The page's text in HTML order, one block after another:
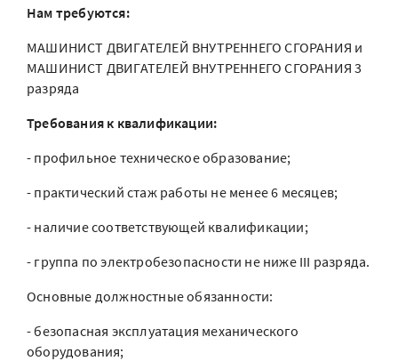
Нам требуются:
МАШИНИСТ ДВИГАТЕЛЕЙ ВНУТРЕННЕГО СГОРАНИЯ и
МАШИНИСТ ДВИГАТЕЛЕЙ ВНУТРЕННЕГО СГОРАНИЯ 3
разряда
Требования к квалификации:
- профильное техническое образование;
- практический стаж работы не менее 6 месяцев;
- наличие соответствующей квалификации;
- группа по электробезопасности не ниже III разряда.
Основные должностные обязанности:
- безопасная эксплуатация механического
оборудования;